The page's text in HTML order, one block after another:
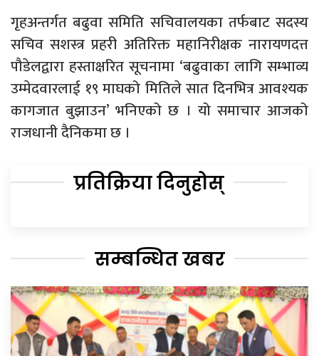
गृहअन्तर्गत बढुवा समिति सचिवालयका तर्फबाट सदस्य
सचिव सशस्त्र प्रहरी अतिरिक्त महानिरीक्षक नारायणदत्त
पौडेलद्वारा हस्ताक्षरित सूचनामा ‘बढुवाका लागि सम्भाव्य
उम्मेदवारलाई १९ माघको मितिले सात दिनभित्र आवश्यक
कागजात बुझाउन’ भनिएको छ । यो समाचार आजको
राजधानी दैनिकमा छ ।
प्रतिक्रिया दिनुहोस्
सम्बन्धित खबर